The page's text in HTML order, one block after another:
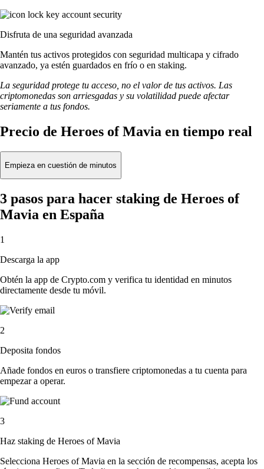
Disfruta de una seguridad avanzada
Mantén tus activos protegidos con seguridad multicapa y cifrado
avanzado, ya estén guardados en frío o en staking.
La seguridad protege tu acceso, no el valor de tus activos. Las
criptomonedas son arriesgadas y su volatilidad puede afectar
seriamente a tus fondos.
Precio de Heroes of Mavia en tiempo real
Empieza en cuestión de minutos
3 pasos para hacer staking de Heroes of
Mavia en España
1
Descarga la app
Obtén la app de Crypto.com y verifica tu identidad en minutos
directamente desde tu móvil.
2
Deposita fondos
Añade fondos en euros o transfiere criptomonedas a tu cuenta para
empezar a operar.
3
Haz staking de Heroes of Mavia
Selecciona Heroes of Mavia en la sección de recompensas, acepta los